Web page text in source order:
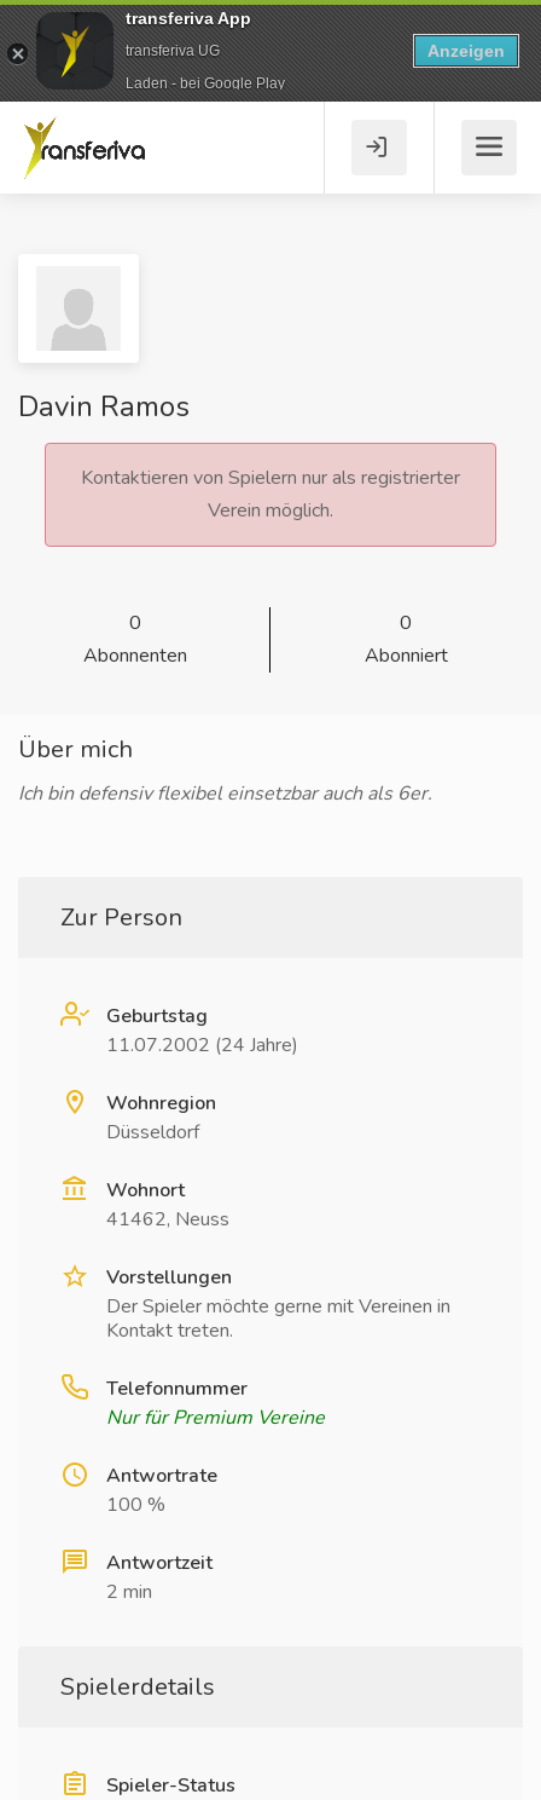
Davin Ramos
Kontaktieren von Spielern nur als registrierter
Verein möglich.
0
Abonnenten
0
Abonniert
Über mich
Ich bin defensiv flexibel einsetzbar auch als 6er.
Zur Person
Geburtstag
11.07.2002 (24 Jahre)
Wohnregion
Düsseldorf
Wohnort
41462, Neuss
Vorstellungen
Der Spieler möchte gerne mit Vereinen in
Kontakt treten.
Telefonnummer
Nur für Premium Vereine
Antwortrate
100 %
Antwortzeit
2 min
Spielerdetails
Spieler-Status
transferiva App
transferiva UG
Laden - bei Google Play
Anzeigen